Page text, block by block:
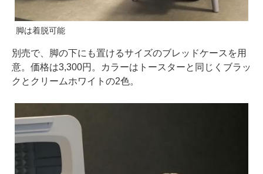
脚は着脱可能
別売で、脚の下にも置けるサイズのブレッドケースを用
意。価格は3,300円。カラーはトースターと同じくブラッ
クとクリームホワイトの2色。